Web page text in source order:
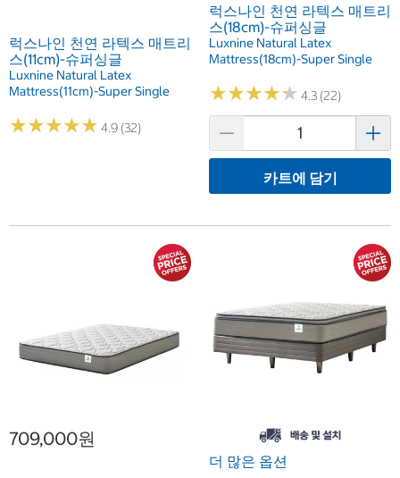
럭스나인 천연 라텍스 매트리
스(11cm)-슈퍼싱글
Luxnine Natural Latex
Mattress(11cm)-Super Single
★★★★★
★★★★★ 4.9 (32)
럭스나인 천연 라텍스 매트리
스(18cm)-슈퍼싱글
Luxnine Natural Latex
Mattress(18cm)-Super Single
★★★★★
★★★★★ 4.3 (22)
카트에 담기
709,000원
더 많은 옵션